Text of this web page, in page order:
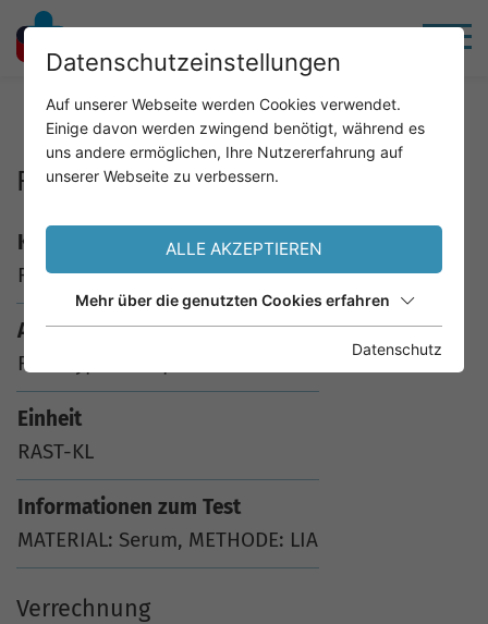
Home Service Analysenkatalog
F355 Cyp c 1 Karpfen Pravalb.
Kürzel
F355
Analyse
F355 Cyp c 1 Karpfen Pravalb.
Einheit
RAST-KL
Informationen zum Test
MATERIAL: Serum, METHODE: LIA
Verrechnung
Datenschutzeinstellungen
Auf unserer Webseite werden Cookies verwendet.
Einige davon werden zwingend benötigt, während es
uns andere ermöglichen, Ihre Nutzererfahrung auf
unserer Webseite zu verbessern.
ALLE AKZEPTIEREN
Mehr über die genutzten Cookies erfahren
Datenschutz